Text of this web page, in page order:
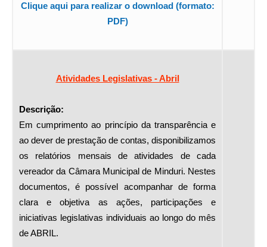
Clique aqui para realizar o download (formato:
PDF)
Atividades Legislativas - Abril
Descrição:
Em cumprimento ao princípio da transparência e
ao dever de prestação de contas, disponibilizamos
os relatórios mensais de atividades de cada
vereador da Câmara Municipal de Minduri. Nestes
documentos, é possível acompanhar de forma
clara e objetiva as ações, participações e
iniciativas legislativas individuais ao longo do mês
de ABRIL.